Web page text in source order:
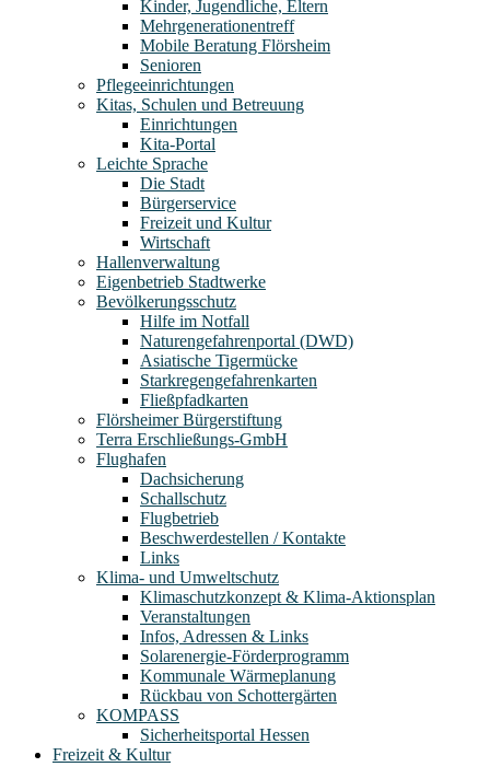
Kinder, Jugendliche, Eltern
Mehrgenerationentreff
Mobile Beratung Flörsheim
Senioren
Pflegeeinrichtungen
Kitas, Schulen und Betreuung
Einrichtungen
Kita-Portal
Leichte Sprache
Die Stadt
Bürgerservice
Freizeit und Kultur
Wirtschaft
Hallenverwaltung
Eigenbetrieb Stadtwerke
Bevölkerungsschutz
Hilfe im Notfall
Naturengefahrenportal (DWD)
Asiatische Tigermücke
Starkregengefahrenkarten
Fließpfadkarten
Flörsheimer Bürgerstiftung
Terra Erschließungs-GmbH
Flughafen
Dachsicherung
Schallschutz
Flugbetrieb
Beschwerdestellen / Kontakte
Links
Klima- und Umweltschutz
Klimaschutzkonzept & Klima-Aktionsplan
Veranstaltungen
Infos, Adressen & Links
Solarenergie-Förderprogramm
Kommunale Wärmeplanung
Rückbau von Schottergärten
KOMPASS
Sicherheitsportal Hessen
Freizeit & Kultur